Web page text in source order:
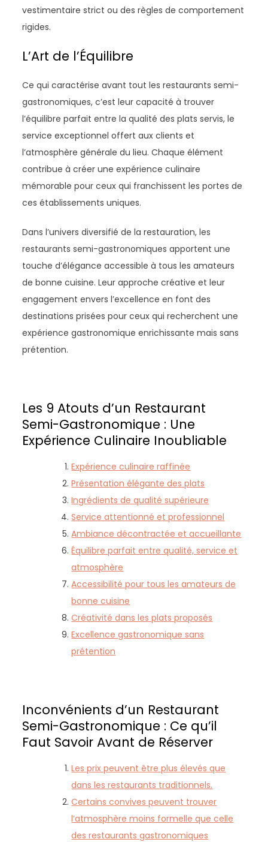
vestimentaire strict ou des règles de comportement
rigides.
L’Art de l’Équilibre
Ce qui caractérise avant tout les restaurants semi-
gastronomiques, c’est leur capacité à trouver
l’équilibre parfait entre la qualité des plats servis, le
service exceptionnel offert aux clients et
l’atmosphère générale du lieu. Chaque élément
contribue à créer une expérience culinaire
mémorable pour ceux qui franchissent les portes de
ces établissements uniques.
Dans l’univers diversifié de la restauration, les
restaurants semi-gastronomiques apportent une
touche d’élégance accessible à tous les amateurs
de bonne cuisine. Leur approche créative et leur
engagement envers l’excellence en font des
destinations prisées pour ceux qui recherchent une
expérience gastronomique enrichissante mais sans
prétention.
Les 9 Atouts d’un Restaurant
Semi-Gastronomique : Une
Expérience Culinaire Inoubliable
Expérience culinaire raffinée
Présentation élégante des plats
Ingrédients de qualité supérieure
Service attentionné et professionnel
Ambiance décontractée et accueillante
Équilibre parfait entre qualité, service et
atmosphère
Accessibilité pour tous les amateurs de
bonne cuisine
Créativité dans les plats proposés
Excellence gastronomique sans
prétention
Inconvénients d’un Restaurant
Semi-Gastronomique : Ce qu’il
Faut Savoir Avant de Réserver
Les prix peuvent être plus élevés que
dans les restaurants traditionnels.
Certains convives peuvent trouver
l’atmosphère moins formelle que celle
des restaurants gastronomiques